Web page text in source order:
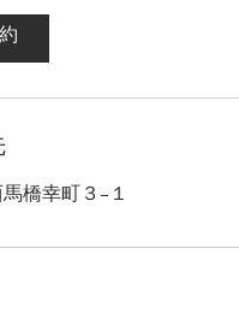
橋幸町３−１